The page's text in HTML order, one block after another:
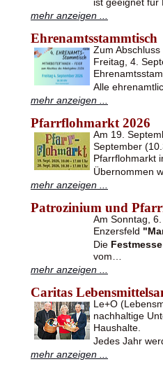
ist geeignet
mehr anzeigen ...
Ehrenamtsstammtisch
Zum
Freitag, 4.
Alle
mehr anzeigen ...
Pfarrflohmarkt 2026
Am 19.
September
Pfarrflohmarkt
Übernommen
mehr anzeigen ...
Patrozinium und
Am Sonntag,
Enzersfeld
Die Festmesse
vom…
mehr anzeigen ...
Caritas
Le+O
nachhaltige
Haushalte.
Jedes Jahr
mehr anzeigen ...